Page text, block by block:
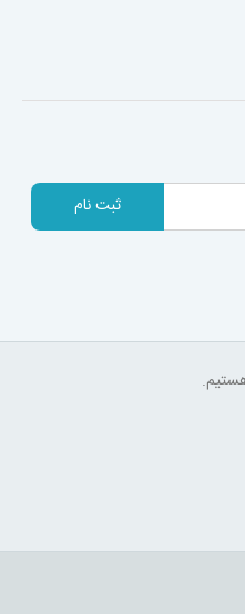
ثبت نام